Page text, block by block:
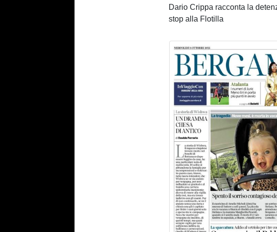
Dario Crippa racconta la
stop alla Flotilla